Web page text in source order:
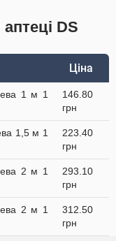
DS
Ціна
1 м 1
146.80
грн
1,5 м 1
223.40
грн
2 м 1
293.10
грн
2 м 1
312.50
грн